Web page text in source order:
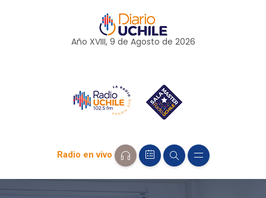
Año XVIII, 9 de Agosto de 2026
Radio en vivo